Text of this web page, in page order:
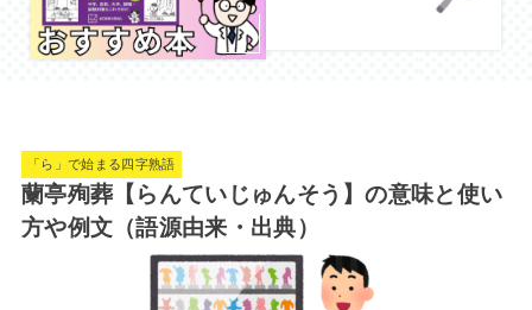
「ら」で始まる四字熟語
蘭亭殉葬【らんていじゅんそう】の意味と使い
方や例文（語源由来・出典）